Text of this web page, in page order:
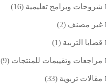
شروحات وبرامج تعليمية
غير مصنف
قضايا التربية
مراجعات وتقييمات للمنتجات
مقالات تربوية